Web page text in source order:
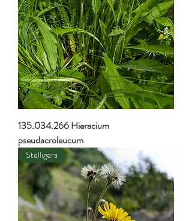
135.034.266 Hieracium
pseudacroleucum
Stelligera